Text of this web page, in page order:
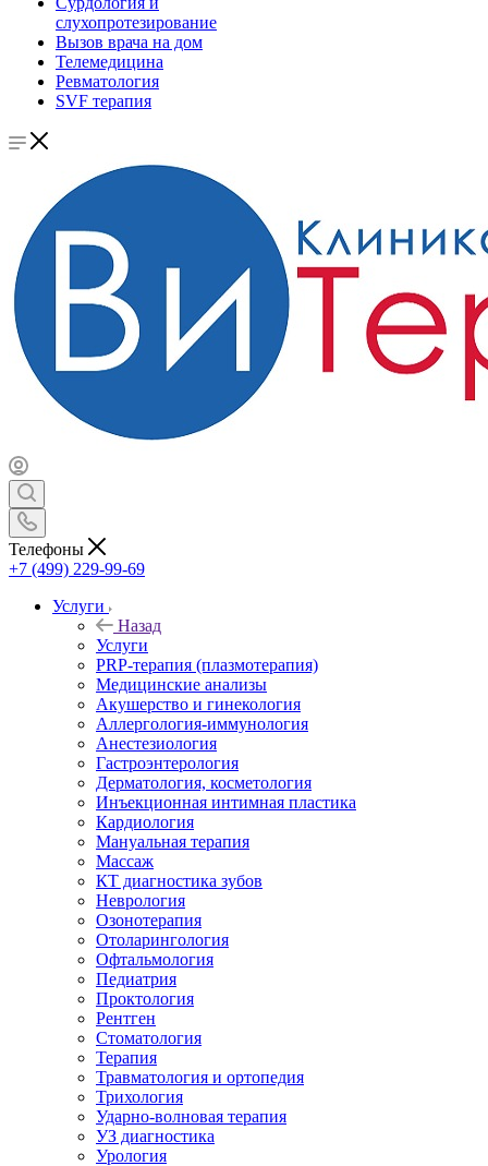
слухопротезирование
Вызов врача на дом
Телемедицина
Ревматология
SVF терапия
Телефоны
+7 (499) 229-99-69
Услуги
Назад
Услуги
PRP-терапия (плазмотерапия)
Медицинские анализы
Акушерство и гинекология
Аллергология-иммунология
Анестезиология
Гастроэнтерология
Дерматология, косметология
Инъекционная интимная пластика
Кардиология
Мануальная терапия
Массаж
КТ диагностика зубов
Неврология
Озонотерапия
Отоларингология
Офтальмология
Педиатрия
Проктология
Рентген
Стоматология
Терапия
Травматология и ортопедия
Трихология
Ударно-волновая терапия
УЗ диагностика
Урология